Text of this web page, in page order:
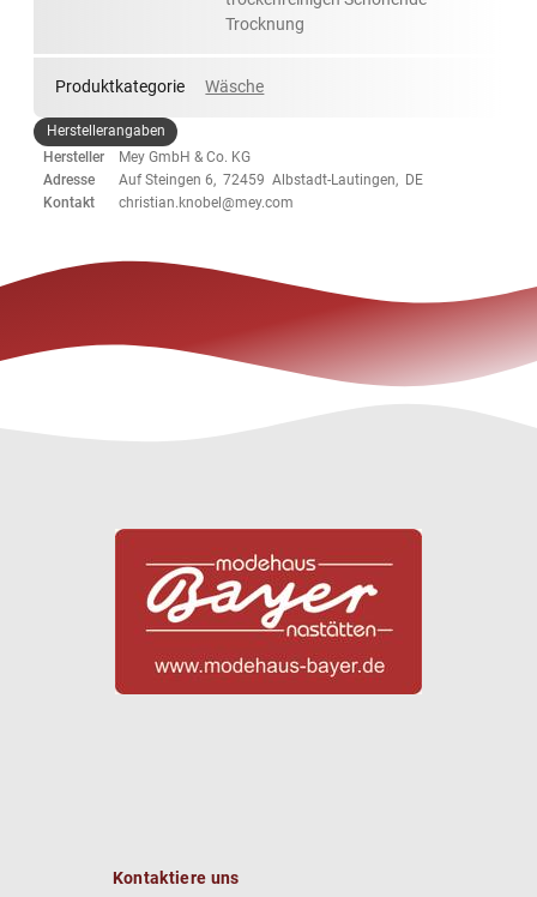
Trocknung
Produktkategorie Wäsche
Herstellerangaben
Hersteller
Mey GmbH & Co. KG
Adresse
Auf Steingen 6, 72459 Albstadt-Lautingen, DE
Kontakt
christian.knobel@mey.com
Kontaktiere uns